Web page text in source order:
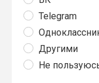
Telegram
Другими
Не